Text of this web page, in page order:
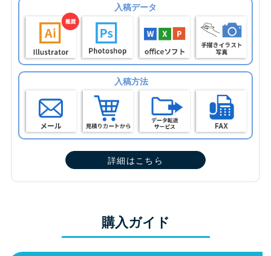
入稿データ
入稿方法
詳細はこちら
購入ガイド